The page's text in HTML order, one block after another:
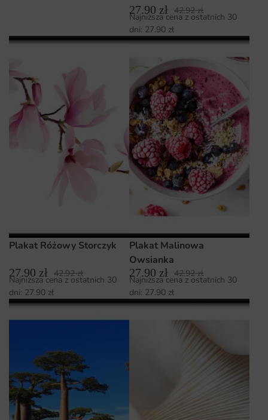
27.90 zł 42.92zł
Najniższa cena z ostatnich 30
dni: 27.90 zł
Plakat Różowy Storczyk
27.90 zł 42.92zł
Najniższa cena z ostatnich 30
dni: 27.90 zł
Plakat Malinowa
Owsianka
27.90 zł 42.92zł
Najniższa cena z ostatnich 30
dni: 27.90 zł